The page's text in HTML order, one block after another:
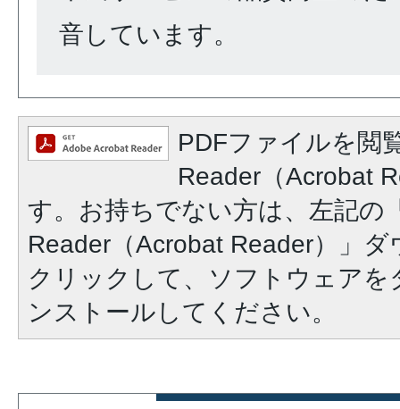
音しています。
PDFファイルを閲
Reader（Acrobat
す。お持ちでない方は、左記の
Reader（Acrobat Reader）」
クリックして、ソフトウェア
ンストールしてください。